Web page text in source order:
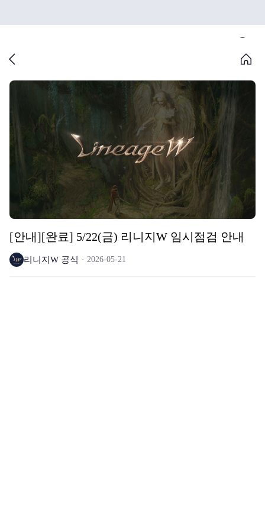
[안내][완료] 5/22(금) 리니지W 임시점검 안내
리니지W 공식 2026-05-21